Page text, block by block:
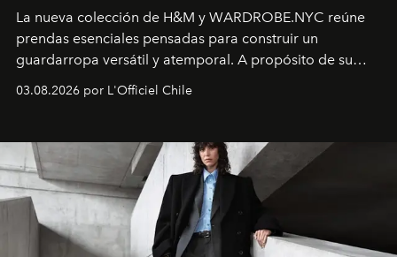
La nueva colección de H&M y WARDROBE.NYC reúne
prendas esenciales pensadas para construir un
guardarropa versátil y atemporal. A propósito de su
la asesora creativa y jefa de diseño global de la marca
y la filosofía detrás de la propuesta.
03.08.2026 por L'Officiel Chile